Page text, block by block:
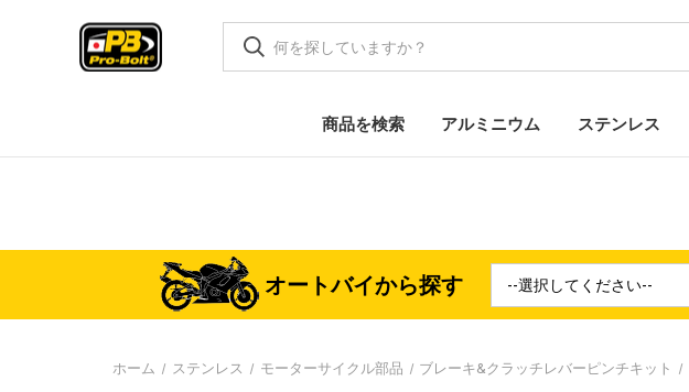
商品を検索 アルミニウム ステンレス
オートバイから探す
ホーム ステンレス モーターサイクル部品 ブレーキ&クラッチレバーピンチキット